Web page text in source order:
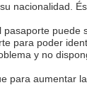
nacionalidad.
para poder
y no
aumentar